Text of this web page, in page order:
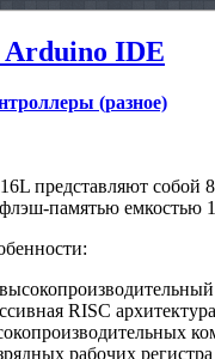
Arduino IDE
(разное)
представляют
памятью емкостью
RISC архитектура
рабочих